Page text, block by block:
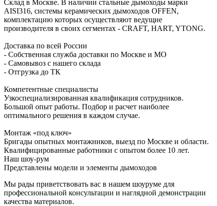
Склад в Москве. В наличии стальные дымоходы марки
AISI316, системы керамических дымоходов OFFEN,
комплектацию которых осуществляют ведущие
производителя в своих сегментах - CRAFT, HART, YTONG.
Доставка по всей России
- Собственная служба доставки по Москве и МО
- Самовывоз с нашего склада
- Отгрузка до ТК
Компетентные специалисты
Узкоспециализированная квалификация сотрудников.
Большой опыт работы. Подбор и расчет наиболее
оптимального решения в каждом случае.
Монтаж «под ключ»
Бригады опытных монтажников, выезд по Москве и области.
Квалифицированные работники с опытом более 10 лет.
Наш шоу-рум
Представлены модели и элементы дымоходов
Мы рады приветствовать вас в нашем шоуруме для
профессиональной консультации и наглядной демонстрации
качества материалов.